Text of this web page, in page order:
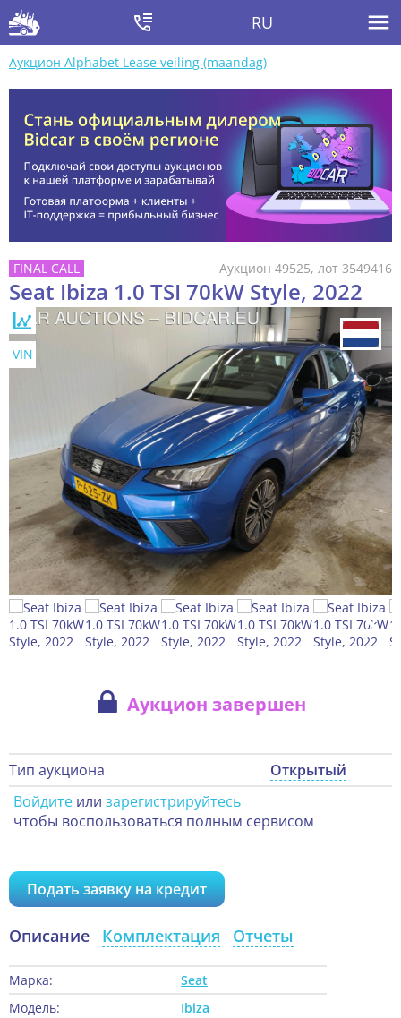
RU
Аукцион Alphabet Lease veiling (maandag)
Аукцион 49525, лот 3549416
Seat Ibiza 1.0 TSI 70kW Style, 2022
VIN
Аукцион завершен
Тип аукциона
Открытый
Войдите или зарегистрируйтесь
чтобы воспользоваться полным сервисом
Подать заявку на кредит
Описание Комплектация Отчеты
Марка:
Seat
Модель:
Ibiza